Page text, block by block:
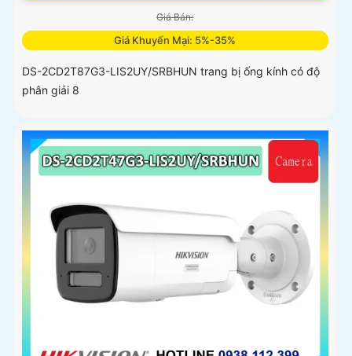
Giá Bán:
Giá Khuyến Mại: 5%-35%
DS-2CD2T87G3-LIS2UY/SRBHUN trang bị ống kính có độ
phân giải 8